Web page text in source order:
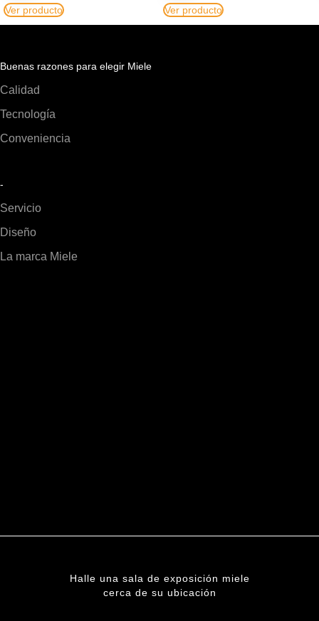
Ver producto Ver producto
Buenas razones para elegir Miele
Calidad
Tecnología
Conveniencia
-
Servicio
Diseño
La marca Miele
Halle una sala de exposición miele
cerca de su ubicación